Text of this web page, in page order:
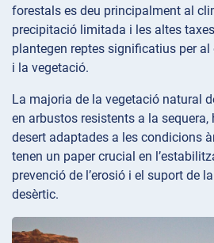
forestals es deu principalment al
precipitació limitada i les altes
plantegen reptes significatius per
i la vegetació.
La majoria de la vegetació natural
en arbustos resistents a la sequera,
desert adaptades a les condicions
tenen un paper crucial en
prevenció de l’erosió i el suport de
desèrtic.